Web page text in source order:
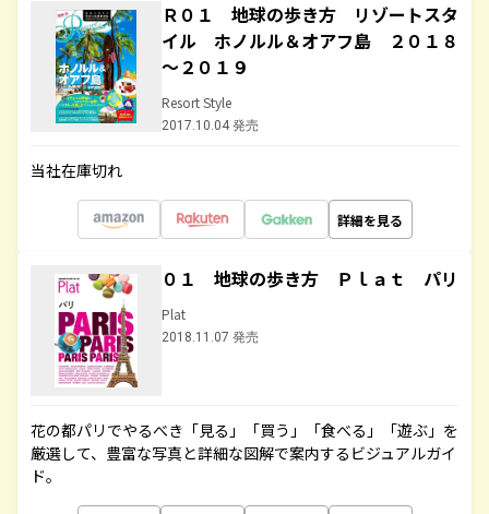
Ｒ０１ 地球の歩き方 リゾートスタ
イル ホノルル＆オアフ島 ２０１８
～２０１９
Resort Style
2017.10.04 発売
当社在庫切れ
詳細を見る
０１ 地球の歩き方 Ｐｌａｔ パリ
Plat
2018.11.07 発売
花の都パリでやるべき「見る」「買う」「食べる」「遊ぶ」を
厳選して、豊富な写真と詳細な図解で案内するビジュアルガイ
ド。